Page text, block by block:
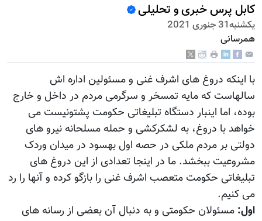
کابل پرس خبری و تحلیلی
يكشنبه31 جنوری 2021
همرسانی
با اینکه دروغ های اشرف غنی و مسئولین اداره اش
سالهاست که مایه تمسخر و سرگرمی مردم در داخل و خارج
بوده، اما اینبار دستگاه تبلیغاتی حکومت پشتونیست می
خواهد با دروغ، به لشکرکشی و حمله مسلحانه نیرو های
دولتی بر مردم ملکی در حصه اول بهسود در میدان وردک
مشروعیت ببخشد. ما در اینجا تعدادی از این دروغ های
تبلیغاتی حکومت متعصب اشرف غنی را بازگو کرده و آنها را رد
می کنیم.
اول: مسئولان حکومتی و به دنبال آن بعضی از رسانه های